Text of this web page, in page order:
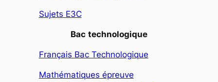
Sujets E3C
Bac technologique
Français Bac Technologique
Mathématiques épreuve